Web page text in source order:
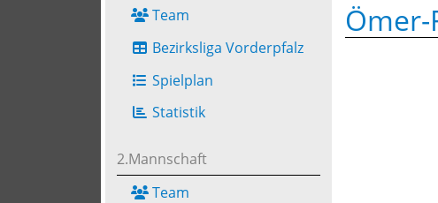
Team
Bezirksliga Vorderpfalz
Spielplan
Statistik
2.Mannschaft
Team